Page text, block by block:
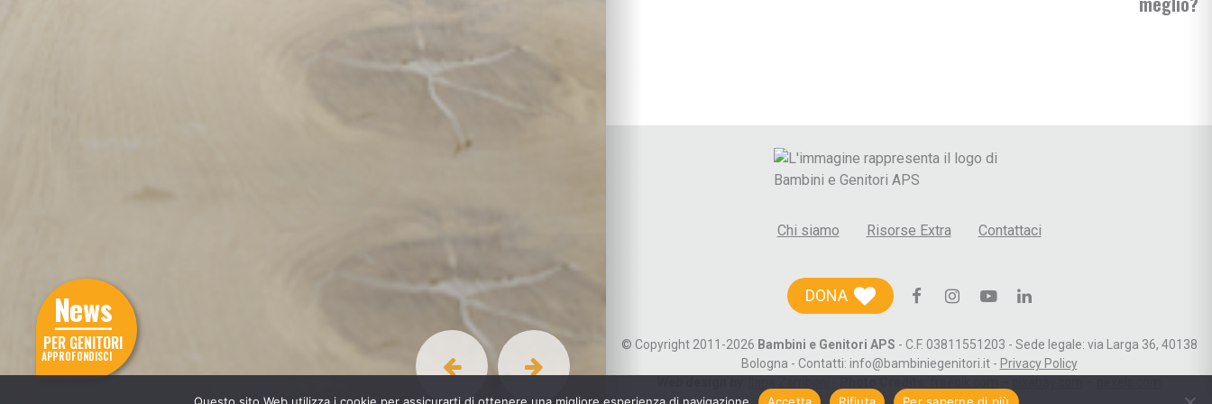
Diventare genitori
Cognomi autori A-F
Cognomi autori G-M
Cognomi autori S-Z
News
PER GENITORI
APPROFONDISCI
Chi siamo Risorse Extra Contattaci
DONA
© Copyright 2011-2026 Bambini e Genitori APS - C.F. 03811551203 - Sede legale: via Larga 36, 40138
Bologna - Contatti: info@bambiniegenitori.it - Privacy Policy